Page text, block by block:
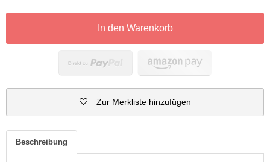
In den Warenkorb
Zur Merkliste hinzufügen
Beschreibung